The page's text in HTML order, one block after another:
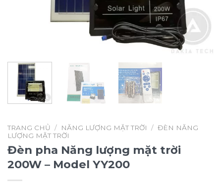
TRANG CHỦ / NĂNG LƯỢNG MẶT TRỜI / ĐÈN NĂNG
LƯỢNG MẶT TRỜI
Đèn pha Năng lượng mặt trời
200W – Model YY200